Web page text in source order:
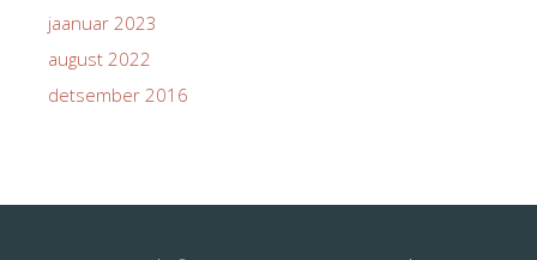
jaanuar 2023
august 2022
detsember 2016